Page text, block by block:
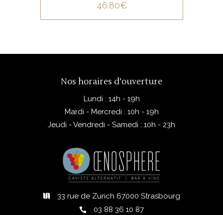
46.80€
Nos horaires d’ouverture
Lundi : 14h - 19h
Mardi - Mercredi : 10h - 19h
Jeudi - Vendredi - Samedi : 10h - 23h
33 rue de Zurich 67000 Strasbourg
03 88 36 10 87